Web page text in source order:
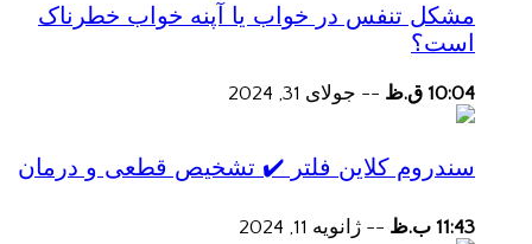
مشکل تنفس در خواب یا آپنه خواب خطرناک
است؟
10:04 ق.ظ -- جولای 31, 2024
سندروم کلاین فلتر ✔️ تشخیص قطعی و درمان
11:43 ب.ظ -- ژانویه 11, 2024